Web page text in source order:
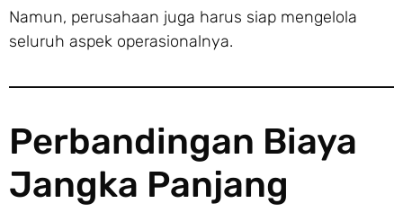
Namun, perusahaan juga harus siap mengelola
seluruh aspek operasionalnya.
Perbandingan Biaya
Jangka Panjang